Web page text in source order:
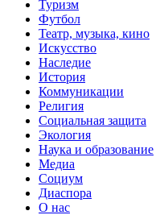
Туризм
Футбол
Театр, музыка, кино
Искусство
Наследие
История
Коммуникации
Религия
Социальная защита
Экология
Наука и образование
Медиа
Социум
Диаспора
О нас